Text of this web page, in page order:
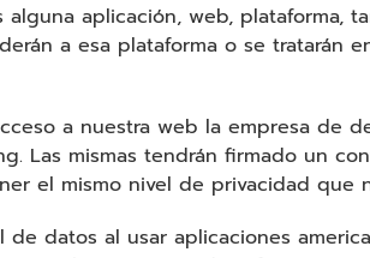
aplicación, web, plataforma,
a esa plataforma o se tratarán
a nuestra web la empresa de
Las mismas tendrán firmado un
el mismo nivel de privacidad que
datos al usar aplicaciones